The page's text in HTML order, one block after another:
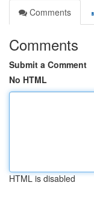
Comments
Comments
Submit a Comment
No HTML
HTML is disabled